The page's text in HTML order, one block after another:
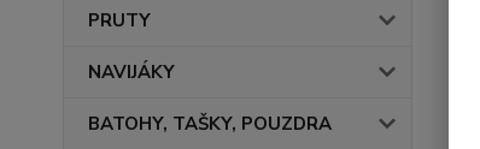
PRUTY
NAVIJÁKY
BATOHY, TAŠKY, POUZDRA